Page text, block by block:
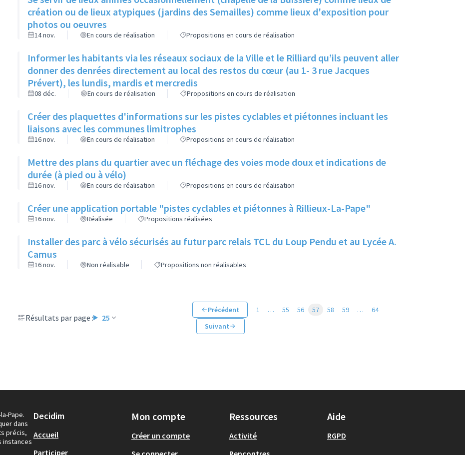
création ou de lieux atypiques (jardins des Semailles) comme lieux d'exposition pour
photos ou oeuvres
14 nov. En cours de réalisation Propositions en cours de réalisation
Informer les habitants via les réseaux sociaux de la Ville et le Rilliard qu’ils peuvent aller
donner des denrées directement au local des restos du cœur (au 1- 3 rue Jacques
Prévert), les lundis, mardis et mercredis
08 déc. En cours de réalisation Propositions en cours de réalisation
Créer des plaquettes d'informations sur les pistes cyclables et piétonnes incluant les
liaisons avec les communes limitrophes
16 nov. En cours de réalisation Propositions en cours de réalisation
Mettre des plans du quartier avec un fléchage des voies mode doux et indications de
durée (à pied ou à vélo)
16 nov. En cours de réalisation Propositions en cours de réalisation
Créer une application portable "pistes cyclables et piétonnes à Rillieux-La-Pape"
16 nov. Réalisée Propositions réalisées
Installer des parc à vélo sécurisés au futur parc relais TCL du Loup Pendu et au Lycée A.
Camus
16 nov. Non réalisable Propositions non réalisables
Résultats par page : 25
Précédent 1 … 55 56 57 58 59 …
64
Suivant
Pape.
dans
précis,
instances
Decidim
Accueil
Participer
Mon compte
Créer un compte
Ressources
Activité
Aide
RGPD